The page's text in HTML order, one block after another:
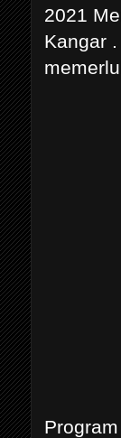
2021
Kangar